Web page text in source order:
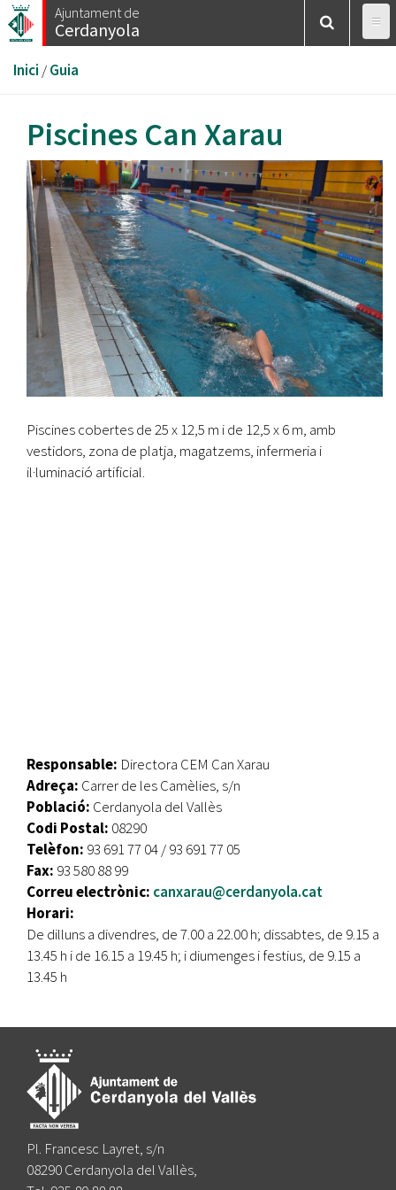
Vés
al
Ajuntament de
Cerdanyola
Esteu
aquí
Inici /Guia
Piscines Can Xarau
Piscines cobertes de 25 x 12,5 m i de 12,5 x 6 m, amb
vestidors, zona de platja, magatzems, infermeria i
il·luminació artificial.
Responsable: Directora CEM Can Xarau
Adreça: Carrer de les Camèlies, s/n
Població: Cerdanyola del Vallès
Codi Postal: 08290
Telèfon: 93 691 77 04 / 93 691 77 05
Fax: 93 580 88 99
Correu electrònic: canxarau@cerdanyola.cat
Horari:
De dilluns a divendres, de 7.00 a 22.00 h; dissabtes, de 9.15 a
13.45 h i de 16.15 a 19.45 h; i diumenges i festius, de 9.15 a
13.45 h
Pl. Francesc Layret, s/n
08290 Cerdanyola del Vallès,